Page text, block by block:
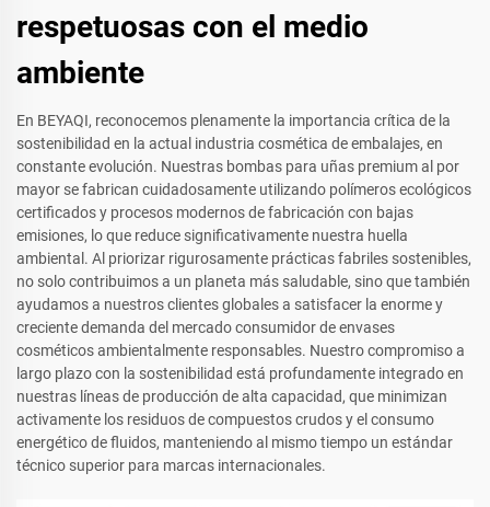
respetuosas con el medio
ambiente
En BEYAQI, reconocemos plenamente la importancia crítica de la
sostenibilidad en la actual industria cosmética de embalajes, en
constante evolución. Nuestras bombas para uñas premium al por
mayor se fabrican cuidadosamente utilizando polímeros ecológicos
certificados y procesos modernos de fabricación con bajas
emisiones, lo que reduce significativamente nuestra huella
ambiental. Al priorizar rigurosamente prácticas fabriles sostenibles,
no solo contribuimos a un planeta más saludable, sino que también
ayudamos a nuestros clientes globales a satisfacer la enorme y
creciente demanda del mercado consumidor de envases
cosméticos ambientalmente responsables. Nuestro compromiso a
largo plazo con la sostenibilidad está profundamente integrado en
nuestras líneas de producción de alta capacidad, que minimizan
activamente los residuos de compuestos crudos y el consumo
energético de fluidos, manteniendo al mismo tiempo un estándar
técnico superior para marcas internacionales.